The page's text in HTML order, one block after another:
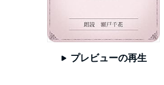
プレビューの再生